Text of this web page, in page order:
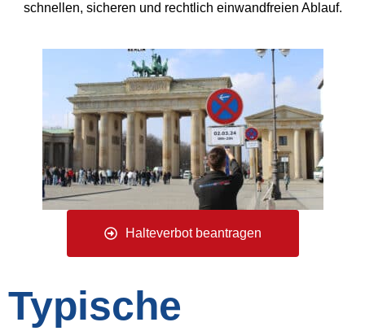
schnellen, sicheren und rechtlich einwandfreien Ablauf.
Halteverbot beantragen
Typische